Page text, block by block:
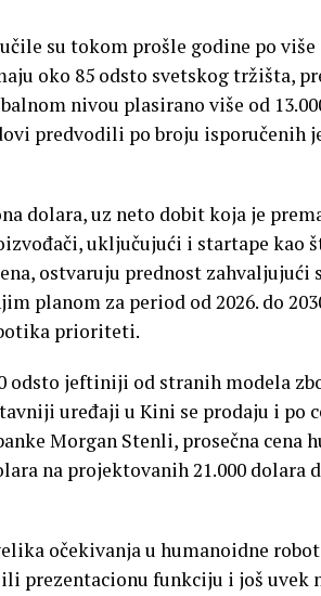
su tokom prošle godine po više
oko 85 odsto svetskog tržišta,
nivou plasirano više od
predvodili po broju isporučenih
dolara, uz neto dobit koja je
uključujući i startape kao
ostvaruju prednost zahvaljujući
planom za period od 2026. do
prioriteti.
odsto jeftiniji od stranih modela
uređaji u Kini se prodaju i po
Morgan Stenli, prosečna cena
na projektovanih 21.000 dolara
očekivanja u humanoidne
prezentacionu funkciju i još uvek